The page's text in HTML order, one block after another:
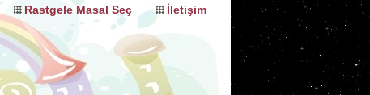
Rastgele Masal Seç İletişim